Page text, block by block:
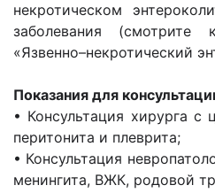
некротическом
заболевания (смотрите
«Язвенно–некротический
Показания для
• Консультация хирурга
перитонита и плеврита;
• Консультация
менингита, ВЖК, родовой